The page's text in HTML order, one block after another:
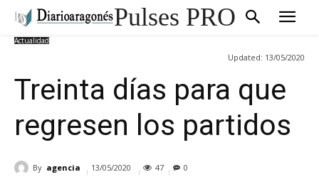
Pulses PRO
Actualidad
Updated: 13/05/2020
Treinta días para que
regresen los partidos
By agencia 13/05/2020 47 0